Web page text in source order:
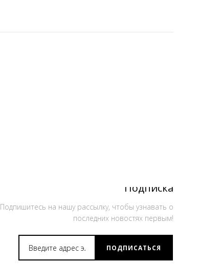
Подписка
Подпишитесь на нашу рассылку, чтобы узнавать о
последних новостях первым!
ПОДПИСАТЬСЯ